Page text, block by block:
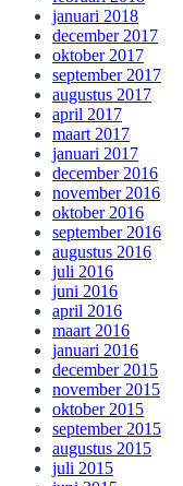
januari 2018
december 2017
oktober 2017
september 2017
augustus 2017
april 2017
maart 2017
januari 2017
december 2016
november 2016
oktober 2016
september 2016
augustus 2016
juli 2016
juni 2016
april 2016
maart 2016
januari 2016
december 2015
november 2015
oktober 2015
september 2015
augustus 2015
juli 2015